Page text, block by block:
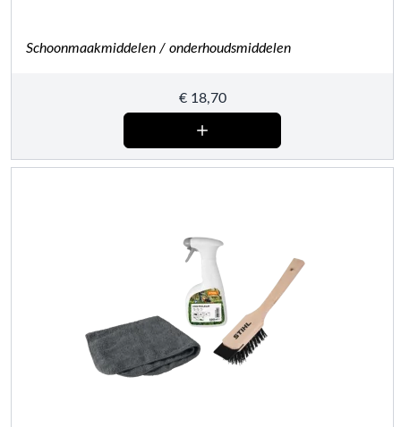
Schoonmaakmiddelen / onderhoudsmiddelen
€18,70